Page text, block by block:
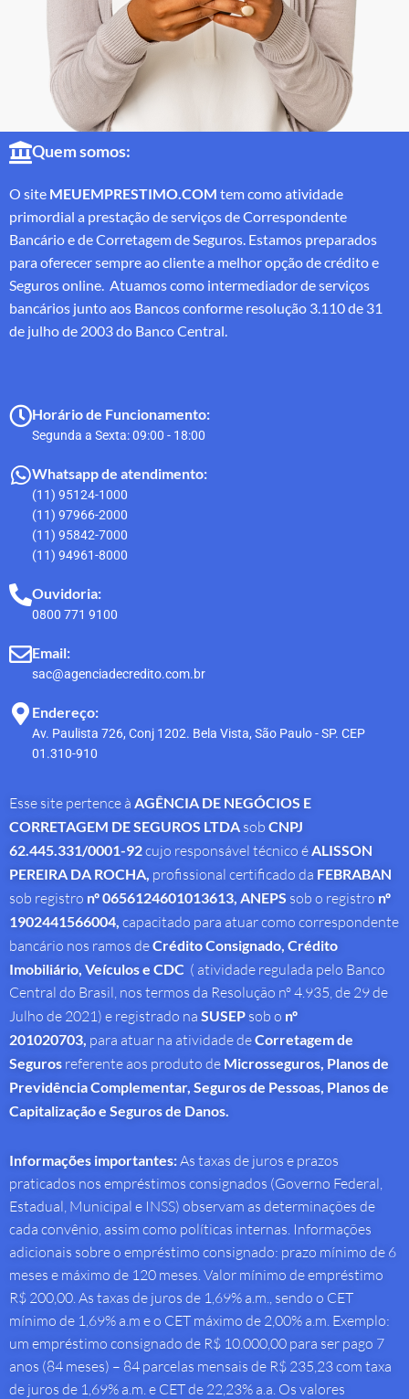
Quem somos:
O site MEUEMPRESTIMO.COM tem como atividade
primordial a prestação de serviços de Correspondente
Bancário e de Corretagem de Seguros. Estamos preparados
para oferecer sempre ao cliente a melhor opção de crédito e
Seguros online. Atuamos como intermediador de serviços
bancários junto aos Bancos conforme resolução 3.110 de 31
de julho de 2003 do Banco Central.
Horário de Funcionamento:
Segunda a Sexta: 09:00 - 18:00
Whatsapp de atendimento:
(11) 95124-1000
(11) 97966-2000
(11) 95842-7000
(11) 94961-8000
Ouvidoria:
0800 771 9100
Email:
sac@agenciadecredito.com.br
Endereço:
Av. Paulista 726, Conj 1202. Bela Vista, São Paulo - SP. CEP
01.310-910
Esse site pertence à AGÊNCIA DE NEGÓCIOS E
CORRETAGEM DE SEGUROS LTDA sob CNPJ
62.445.331/0001-92cujo responsável técnico é ALISSON
PEREIRA DA ROCHA profissional certificado da FEBRABAN
sob registro nº 0656124601013613, ANEPS sob o registro nº
1902441566004, capacitado para atuar como correspondente
bancário nos ramos deCrédito Consignado, Crédito
Imobiliário, Veículos e CDC ( atividade regulada pelo Banco
Central do Brasil, nos termos da Resolução nº 4.935, de 29 de
Julho de 2021) e registrado na SUSEP sob o nº
201020703, para atuar na atividade deCorretagem de
Seguros referente aos produto de Microsseguros, Planos de
Previdência Complementar, Seguros de Pessoas, Planos de
Capitalização e Seguros de Danos.
Informações importantes:As taxas de juros e prazos
praticados nos empréstimos consignados (Governo Federal,
Estadual, Municipal e INSS) observam as determinações de
cada convênio, assim como políticas internas. Informações
adicionais sobre o empréstimo consignado: prazo mínimo de 6
meses e máximo de 120 meses. Valor mínimo de empréstimo
R$ 200,00. As taxas de juros de 1,69% a.m., sendo o CET
mínimo de 1,69% a.m e o CET máximo de 2,00% a.m. Exemplo:
um empréstimo consignado de R$ 10.000,00 para ser pago 7
anos (84 meses) – 84 parcelas mensais de R$ 235,23 com taxa
de juros de 1,69% a.m. e CET de 22,23% a.a. Os valores